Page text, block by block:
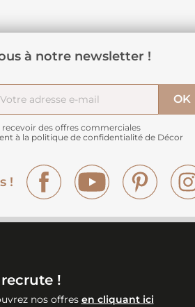
à notre newsletter !
recevoir des offres commerciales
à la politique de confidentialité de Décor
!
Facebook YouTube
!
nos offres en cliquant ici